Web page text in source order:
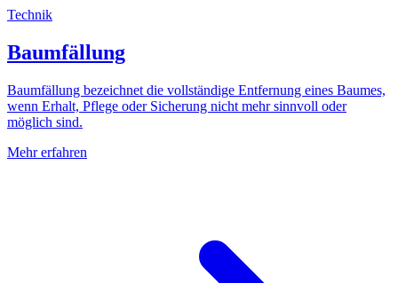
Technik
Baumfällung
Baumfällung bezeichnet die vollständige Entfernung eines Baumes,
wenn Erhalt, Pflege oder Sicherung nicht mehr sinnvoll oder
möglich sind.
Mehr erfahren